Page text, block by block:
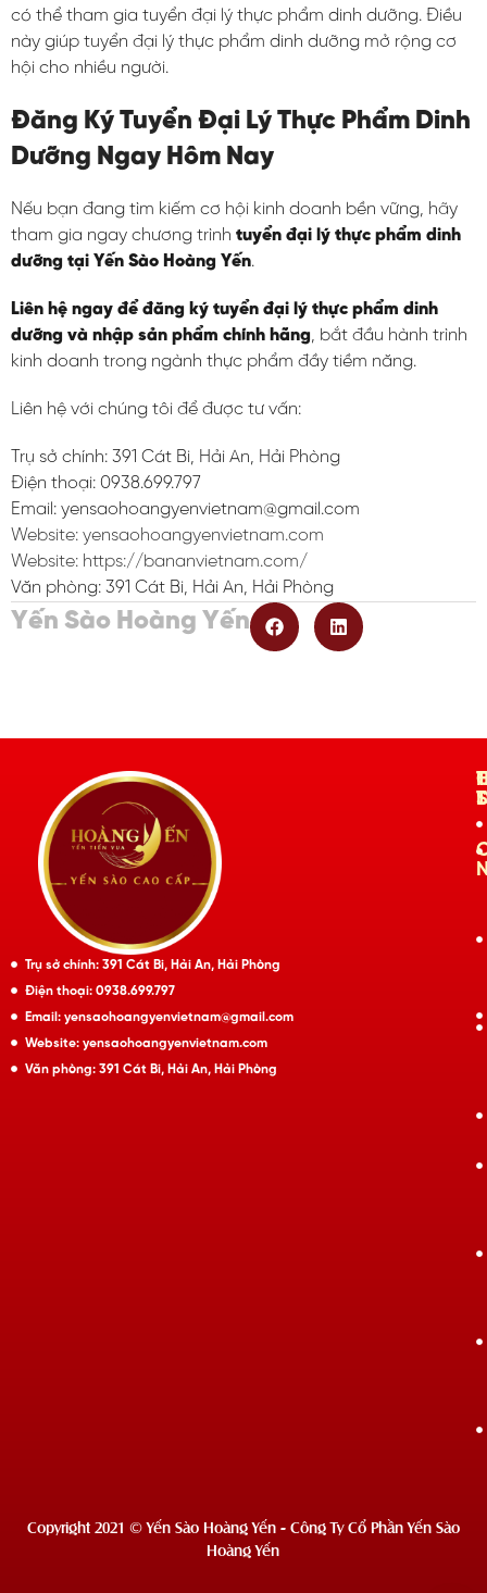
có thể tham gia tuyển đại lý thực phẩm dinh dưỡng. Điều
này giúp tuyển đại lý thực phẩm dinh dưỡng mở rộng cơ
hội cho nhiều người.
Đăng Ký Tuyển Đại Lý Thực Phẩm Dinh
Dưỡng Ngay Hôm Nay
Nếu bạn đang tìm kiếm cơ hội kinh doanh bền vững, hãy
tham gia ngay chương trình tuyển đại lý thực phẩm dinh
dưỡng tại Yến Sào Hoàng Yến.
Liên hệ ngay để đăng ký tuyển đại lý thực phẩm dinh
dưỡng và nhập sản phẩm chính hãng, bắt đầu hành trình
kinh doanh trong ngành thực phẩm đầy tiềm năng.
Liên hệ với chúng tôi để được tư vấn:
Trụ sở chính: 391 Cát Bi, Hải An, Hải Phòng
Điện thoại: 0938.699.797
Email: yensaohoangyenvietnam@gmail.com
Website: yensaohoangyenvietnam.com
Website: https://bananvietnam.com/
Văn phòng: 391 Cát Bi, Hải An, Hải Phòng
Yến Sào Hoàng Yến
Trụ sở chính: 391 Cát Bi, Hải An, Hải Phòng
Điện thoại: 0938.699.797
Email: yensaohoangyenvietnam@gmail.com
Website: yensaohoangyenvietnam.com
Văn phòng: 391 Cát Bi, Hải An, Hải Phòng
Copyright 2021 © Yến Sào Hoàng Yến - Công Ty Cổ Phần Yến Sào
Hoàng Yến